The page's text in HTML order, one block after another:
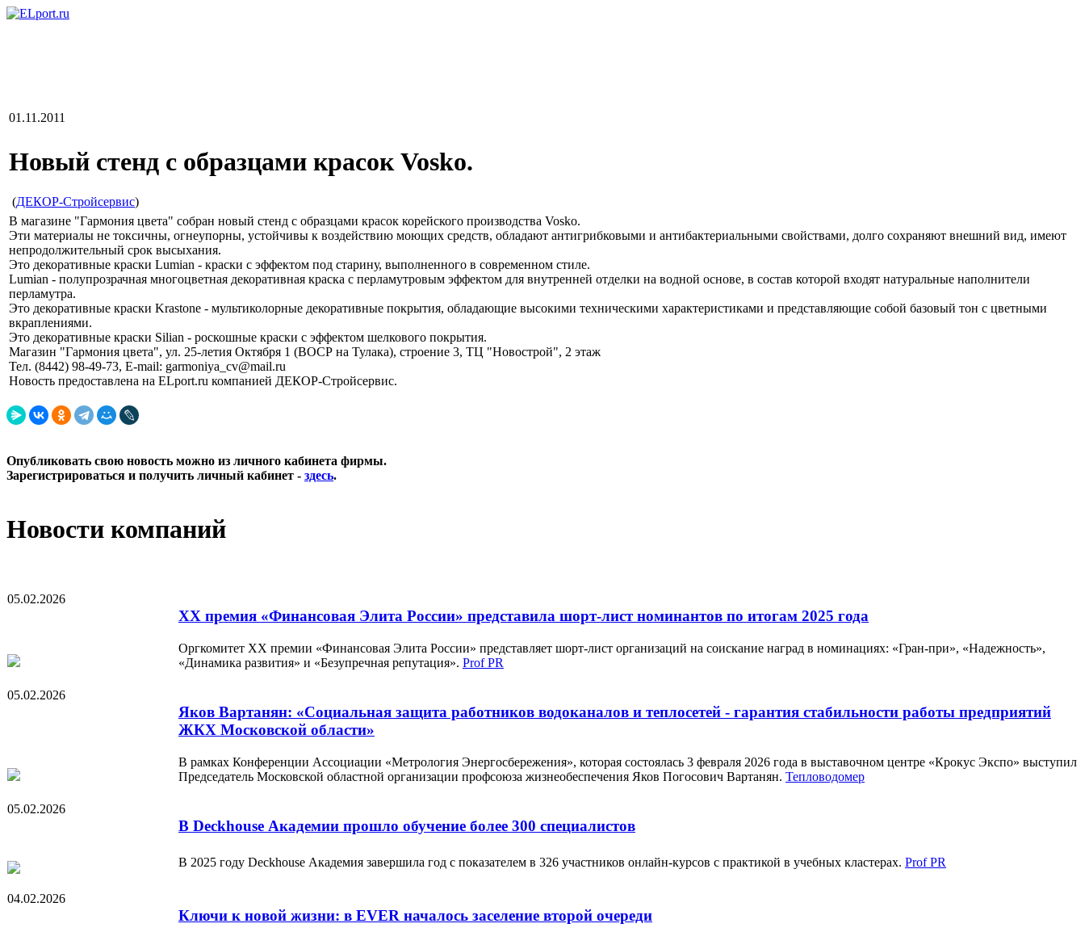
01.11.2011
Новый стенд с образцами красок Vosko.
(ДЕКОР-Стройсервис)
В магазине "Гармония цвета" собран новый стенд с образцами красок корейского производства Vosko.
Эти материалы не токсичны, огнеупорны, устойчивы к воздействию моющих средств, обладают антигрибковыми и антибактериальными свойствами, долго сохраняют внешний вид, имеют
непродолжительный срок высыхания.
Это декоративные краски Lumian - краски с эффектом под старину, выполненного в современном стиле.
Lumian - полупрозрачная многоцветная декоративная краска с перламутровым эффектом для внутренней отделки на водной основе, в состав которой входят натуральные наполнители
перламутра.
Это декоративные краски Krastone - мультиколорные декоративные покрытия, обладающие высокими техническими характеристиками и представляющие собой базовый тон с цветными
вкраплениями.
Это декоративные краски Silian - роскошные краски с эффектом шелкового покрытия.
Магазин "Гармония цвета", ул. 25-летия Октября 1 (ВОСР на Тулака), строение 3, ТЦ "Новострой", 2 этаж
Тел. (8442) 98-49-73, E-mail: garmoniya_cv@mail.ru
Новость предоставлена на ELport.ru компанией ДЕКОР-Стройсервис.
Опубликовать свою новость можно из личного кабинета фирмы.
Зарегистрироваться и получить личный кабинет - здесь.
Новости компаний
05.02.2026
XX премия «Финансовая Элита России» представила шорт-лист номинантов по итогам 2025 года
Оргкомитет XX премии «Финансовая Элита России» представляет шорт-лист организаций на соискание наград в номинациях: «Гран-при», «Надежность»,
«Динамика развития» и «Безупречная репутация». Prof PR
05.02.2026
Яков Вартанян: «Социальная защита работников водоканалов и теплосетей - гарантия стабильности работы предприятий
ЖКХ Московской области»
В рамках Конференции Ассоциации «Метрология Энергосбережения», которая состоялась 3 февраля 2026 года в выставочном центре «Крокус Экспо» выступил
Председатель Московской областной организации профсоюза жизнеобеспечения Яков Погосович Вартанян. Тепловодомер
05.02.2026
В Deckhouse Академии прошло обучение более 300 специалистов
В 2025 году Deckhouse Академия завершила год с показателем в 326 участников онлайн-курсов с практикой в учебных кластерах. Prof PR
04.02.2026
Ключи к новой жизни: в EVER началось заселение второй очереди